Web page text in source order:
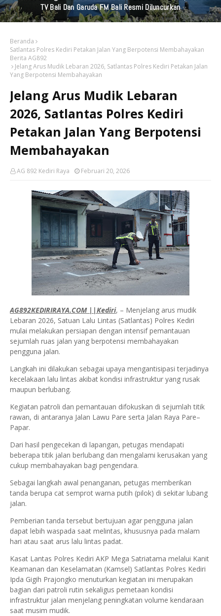
Perangkat Desa Tegalrejo
Beranda
Satlantas Polres Kediri Petakan Jalan Yang Berpotensi Membahayakan
Berita AG892
Jelang Arus Mudik Lebaran 2026, Satlantas Polres Kediri Petakan Jalan
Yang Berpotensi Membahayakan
Jelang Arus Mudik Lebaran
2026, Satlantas Polres Kediri
Petakan Jalan Yang Berpotensi
Membahayakan
AG 892 Kediri Raya Februari 20, 2026
AG892KEDIRIRAYA.COM ||Kediri, – Menjelang arus mudik
Lebaran 2026, Satuan Lalu Lintas (Satlantas) Polres Kediri
mulai melakukan persiapan dengan intensif pemantauan
sejumlah ruas jalan yang berpotensi membahayakan
pengguna jalan.
Langkah ini dilakukan sebagai upaya mengantisipasi terjadinya
kecelakaan lalu lintas akibat kondisi infrastruktur yang rusak
maupun berlubang.
Kegiatan patroli dan pemantauan difokuskan di sejumlah titik
rawan, di antaranya Jalan Lawu Pare serta Jalan Raya Pare–
Papar.
Dari hasil pengecekan di lapangan, petugas mendapati
beberapa titik jalan berlubang dan mengalami kerusakan yang
cukup membahayakan bagi pengendara.
Sebagai langkah awal penanganan, petugas memberikan
tanda berupa cat semprot warna putih (pilok) di sekitar lubang
jalan.
Pemberian tanda tersebut bertujuan agar pengguna jalan
dapat lebih waspada saat melintas, khususnya pada malam
hari atau saat arus lalu lintas padat.
Kasat Lantas Polres Kediri AKP Mega Satriatama melalui Kanit
Keamanan dan Keselamatan (Kamsel) Satlantas Polres Kediri
Ipda Gigih Prajongko menuturkan kegiatan ini merupakan
bagian dari patroli rutin sekaligus pemetaan kondisi
infrastruktur jalan menjelang peningkatan volume kendaraan
saat musim mudik.